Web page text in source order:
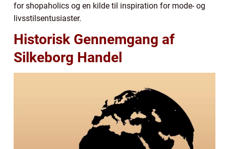
for shopaholics og en kilde til inspiration for mode- og
livsstilsentusiaster.
Historisk Gennemgang af
Silkeborg Handel